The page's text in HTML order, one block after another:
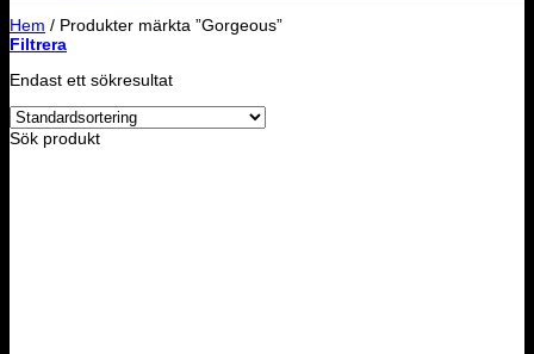
Hem / Produkter märkta ”Gorgeous”
Filtrera
Endast ett sökresultat
Sök produkt